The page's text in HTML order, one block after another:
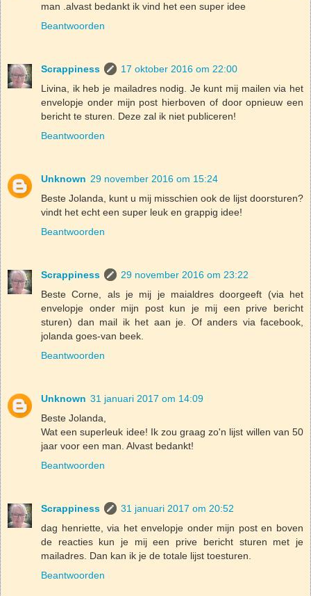
man .alvast bedankt ik vind het een super idee
Beantwoorden
Scrappiness
17 oktober 2016 om 22:00
Livina, ik heb je mailadres nodig. Je kunt mij mailen via het
envelopje onder mijn post hierboven of door opnieuw een
bericht te sturen. Deze zal ik niet publiceren!
Beantwoorden
Unknown 29 november 2016 om 15:24
Beste Jolanda, kunt u mij misschien ook de lijst doorsturen?
vindt het echt een super leuk en grappig idee!
Beantwoorden
Scrappiness
29 november 2016 om 23:22
Beste Corne, als je mij je maialdres doorgeeft (via het
envelopje onder mijn post kun je mij een prive bericht
sturen) dan mail ik het aan je. Of anders via facebook,
jolanda goes-van beek.
Beantwoorden
Unknown 31 januari 2017 om 14:09
Beste Jolanda,
Wat een superleuk idee! Ik zou graag zo'n lijst willen van 50
jaar voor een man. Alvast bedankt!
Beantwoorden
Scrappiness
31 januari 2017 om 20:52
dag henriette, via het envelopje onder mijn post en boven
de reacties kun je mij een prive bericht sturen met je
mailadres. Dan kan ik je de totale lijst toesturen.
Beantwoorden